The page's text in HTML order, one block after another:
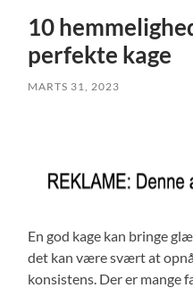
10
perfekte kage
MARTS 31, 2023
En god kage kan bringe
det kan være svært at
konsistens. Der er mange